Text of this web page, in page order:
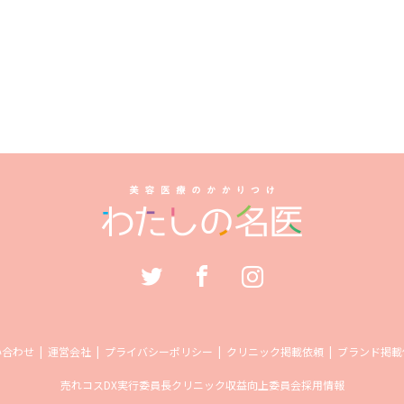
わせ 運営会社 プライバシーポリシー クリニック掲載依頼 ブランド掲
売れコスDX実行委員長クリニック収益向上委員会採用情報